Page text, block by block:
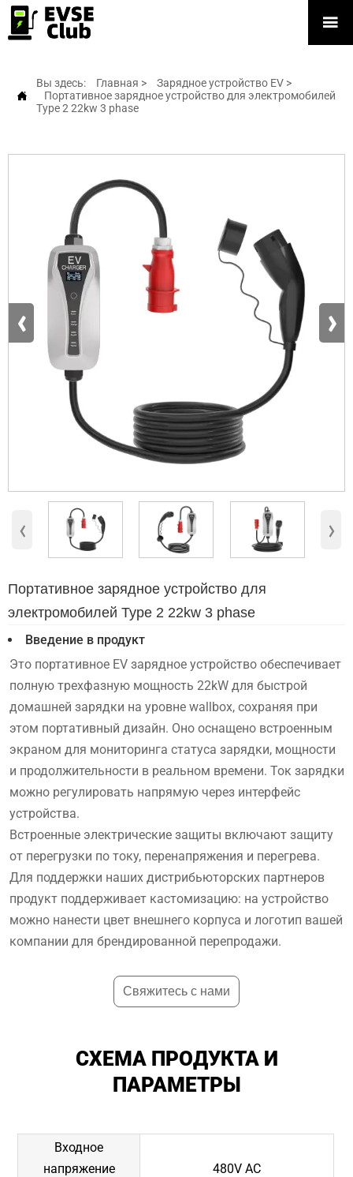


Вы здесь: Главная > Зарядное устройство EV >
Портативное зарядное устройство для электромобилей
Type 2 22kw 3 phase
‹ ›
‹ ›
Портативное зарядное устройство для
электромобилей Type 2 22kw 3 phase
Введение в продукт
Это портативное EV зарядное устройство обеспечивает
полную трехфазную мощность 22kW для быстрой
домашней зарядки на уровне wallbox, сохраняя при
этом портативный дизайн. Оно оснащено встроенным
экраном для мониторинга статуса зарядки, мощности
и продолжительности в реальном времени. Ток зарядки
можно регулировать напрямую через интерфейс
устройства.
Встроенные электрические защиты включают защиту
от перегрузки по току, перенапряжения и перегрева.
Для поддержки наших дистрибьюторских партнеров
продукт поддерживает кастомизацию: на устройство
можно нанести цвет внешнего корпуса и логотип вашей
компании для брендированной перепродажи.
Свяжитесь с нами
СХЕМА ПРОДУКТА И
ПАРАМЕТРЫ
Входное
напряжение
480V AC